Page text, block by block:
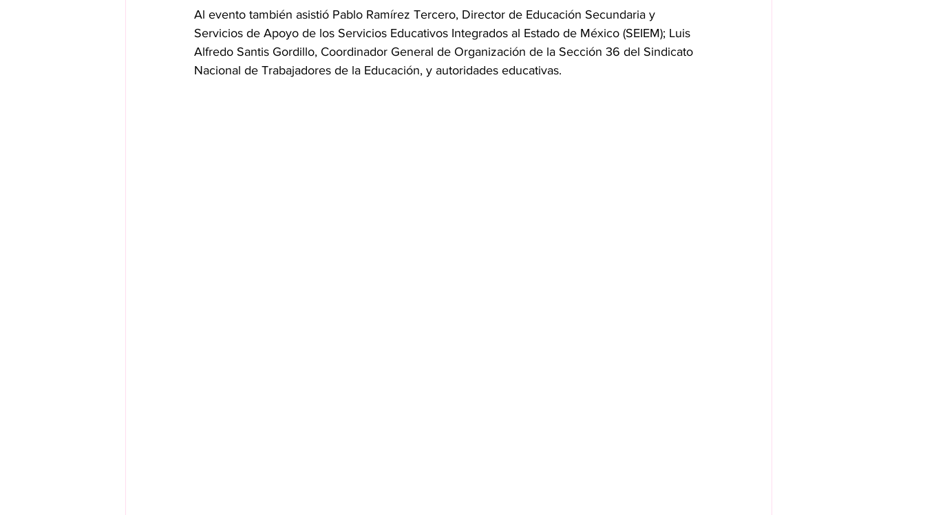
Al evento también asistió Pablo Ramírez Tercero, Director de Educación Secundaria y
Servicios de Apoyo de los Servicios Educativos Integrados al Estado de México (SEIEM); Luis
Alfredo Santis Gordillo, Coordinador General de Organización de la Sección 36 del Sindicato
Nacional de Trabajadores de la Educación, y autoridades educativas.